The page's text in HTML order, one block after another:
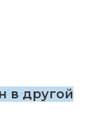
в другой